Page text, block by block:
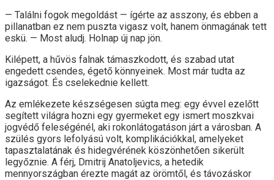
— Találni fogok megoldást — ígérte az asszony, és ebben a
pillanatban ez nem puszta vigasz volt, hanem önmagának tett
eskü. — Most aludj. Holnap új nap jön.
Kilépett, a hűvös falnak támaszkodott, és szabad utat
engedett csendes, égető könnyeinek. Most már tudta az
igazságot. És cselekednie kellett.
Az emlékezete készségesen súgta meg: egy évvel ezelőtt
segített világra hozni egy gyermeket egy ismert moszkvai
jogvédő feleségénél, aki rokonlátogatáson járt a városban. A
szülés gyors lefolyású volt, komplikációkkal, amelyeket
tapasztalatának és hidegvérének köszönhetően sikerült
legyőznie. A férj, Dmitrij Anatoljevics, a hetedik
mennyországban érezte magát az örömtől, és távozáskor